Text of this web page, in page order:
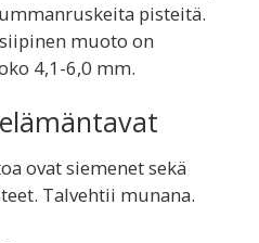
pisteitä.
muoto on
4,1-6,0 mm.
ovat siemenet sekä
Talvehtii munana.